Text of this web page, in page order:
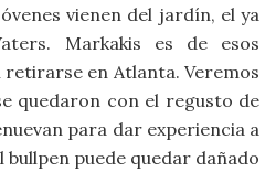
vienen del jardín, el ya
Markakis es de esos
en Atlanta. Veremos
quedaron con el regusto de
para dar experiencia a
puede quedar dañado